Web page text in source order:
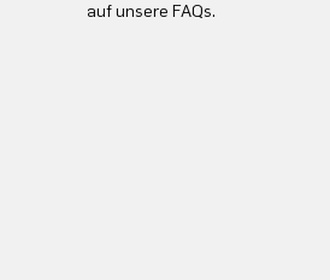
auf unsere FAQs.